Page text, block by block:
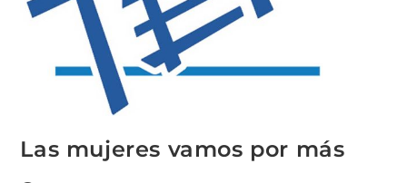
Las mujeres vamos por más